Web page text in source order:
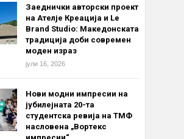
Заеднички авторски проект
на Ателје Креација и Le
Brand Studio: Македонската
традиција доби современ
моден израз
јули 16, 2026
Нови модни импресии на
јубилејната 20-та
студентска ревија на ТМФ
насловена „Вортекс